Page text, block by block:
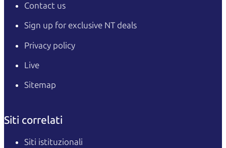
Contact us
Sign up for exclusive NT deals
Privacy policy
Live
Sitemap
Siti correlati
Siti istituzionali